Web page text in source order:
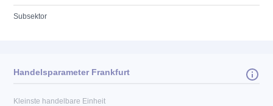
Subsektor
Handelsparameter Frankfurt
Kleinste handelbare Einheit